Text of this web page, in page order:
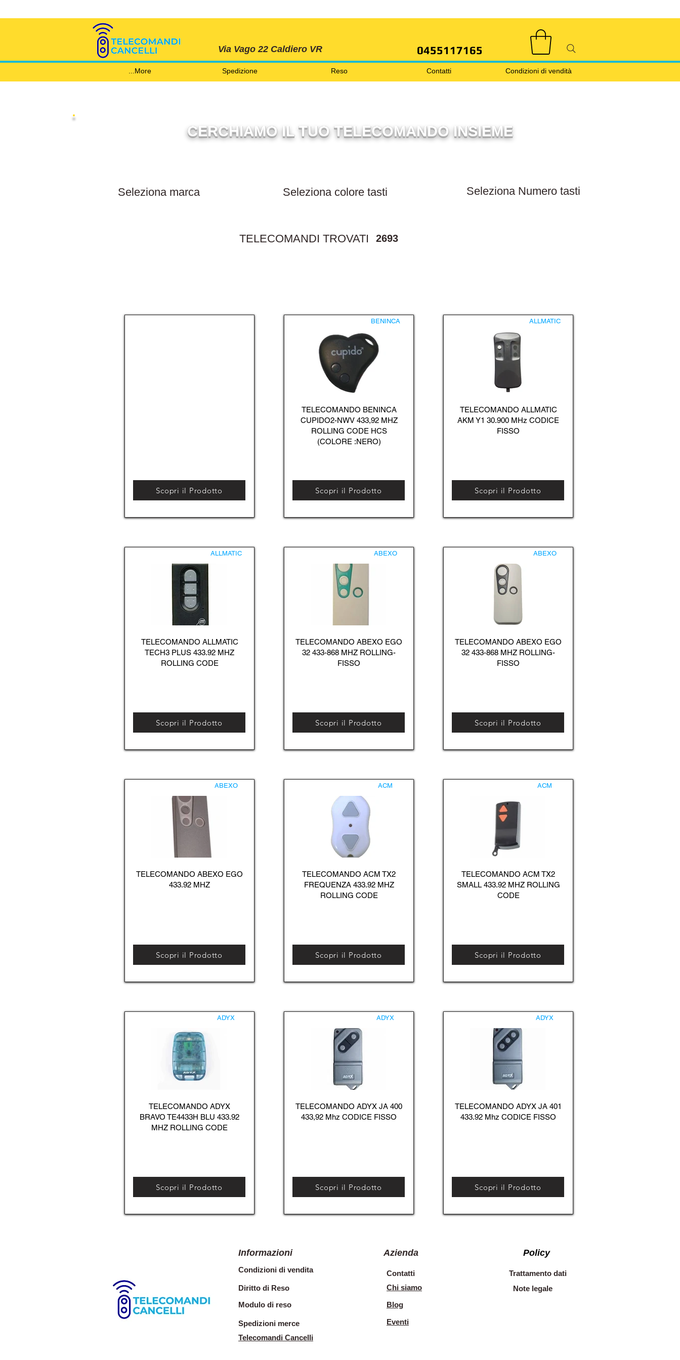
Via Vago 22 Caldiero VR 0455117165
Condizioni di vendità
Contatti
Reso
Spedizione
More...
CERCHIAMO IL TUO TELECOMANDO INSIEME
TELECOMANDI TROVATI 2693
Scopri il Prodotto
ALLMATIC
TELECOMANDO ALLMATIC
TECH3 PLUS 433.92 MHZ
ROLLING CODE
Scopri il Prodotto
ABEXO
TELECOMANDO ABEXO EGO
433.92 MHZ
Scopri il Prodotto
ADYX
TELECOMANDO ADYX
BRAVO TE4433H BLU 433.92
MHZ ROLLING CODE
Scopri il Prodotto
BENINCA
TELECOMANDO BENINCA
CUPIDO2-NWV 433,92 MHZ
ROLLING CODE HCS
(COLORE :NERO)
Scopri il Prodotto
ABEXO
TELECOMANDO ABEXO EGO
32 433-868 MHZ ROLLING-
FISSO
Scopri il Prodotto
ACM
TELECOMANDO ACM TX2
FREQUENZA 433.92 MHZ
ROLLING CODE
Scopri il Prodotto
ADYX
TELECOMANDO ADYX JA 400
433,92 Mhz CODICE FISSO
Scopri il Prodotto
ALLMATIC
TELECOMANDO ALLMATIC
AKM Y1 30.900 MHz CODICE
FISSO
Scopri il Prodotto
ABEXO
TELECOMANDO ABEXO EGO
32 433-868 MHZ ROLLING-
FISSO
Scopri il Prodotto
ACM
TELECOMANDO ACM TX2
SMALL 433.92 MHZ ROLLING
CODE
Scopri il Prodotto
ADYX
TELECOMANDO ADYX JA 401
433.92 Mhz CODICE FISSO
Scopri il Prodotto
Informazioni
Condizioni di vendita
Diritto di Reso
Modulo di reso
Spedizioni merce
Telecomandi Cancelli
Azienda
Contatti
Chi siamo
Blog
Eventi
Policy
Trattamento dati
Note legale